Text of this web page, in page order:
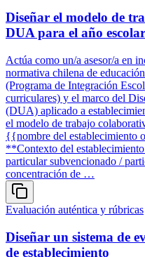
Diseñar el modelo de
DUA para el año escolar
Actúa como un/a asesor/a en
normativa chilena de
(Programa de Integración
curriculares) y el marco del
(DUA) aplicado a
el modelo de trabajo
{{nombre del establecimiento
**Contexto del
particular subvencionado /
concentración de …
Evaluación auténtica y rúbricas
Diseñar un sistema de
de establecimiento